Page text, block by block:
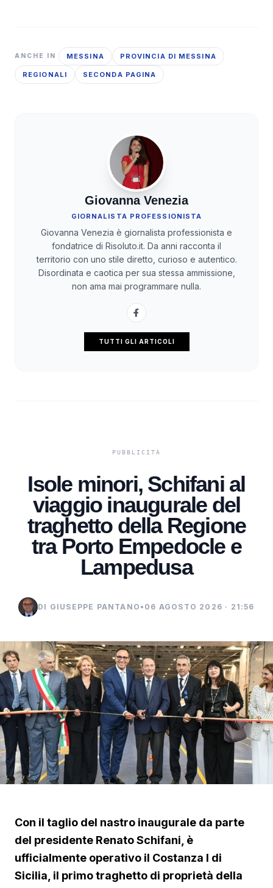
ANCHE IN MESSINA PROVINCIA DI MESSINA
REGIONALI SECONDA PAGINA
Giovanna Venezia
GIORNALISTA PROFESSIONISTA
Giovanna Venezia è giornalista professionista e
fondatrice di Risoluto.it. Da anni racconta il
territorio con uno stile diretto, curioso e autentico.
Disordinata e caotica per sua stessa ammissione,
non ama mai programmare nulla.
TUTTI GLI ARTICOLI
Isole minori, Schifani al
viaggio inaugurale del
traghetto della Regione
tra Porto Empedocle e
Lampedusa
DI GIUSEPPE PANTANO • 06 AGOSTO 2026 · 21:56
Con il taglio del nastro inaugurale da parte
del presidente Renato Schifani, è
ufficialmente operativo il Costanza I di
Sicilia, il primo traghetto di proprietà della